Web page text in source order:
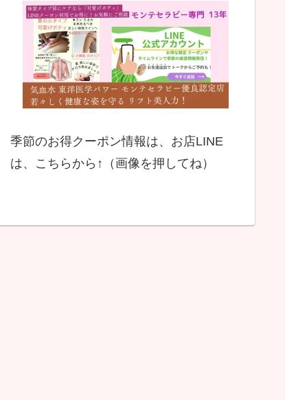
季節のお得クーポン情報は、お店LINE
は、こちらから↑（画像を押してね）